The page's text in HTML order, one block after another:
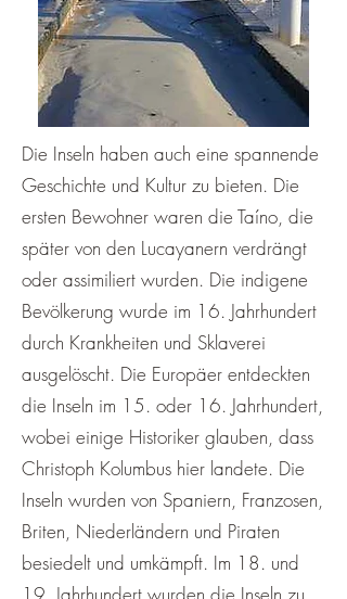
​Die Inseln haben auch eine spannende
Geschichte und Kultur zu bieten. Die
ersten Bewohner waren die Taíno, die
später von den Lucayanern verdrängt
oder assimiliert wurden. Die indigene
Bevölkerung wurde im 16. Jahrhundert
durch Krankheiten und Sklaverei
ausgelöscht. Die Europäer entdeckten
die Inseln im 15. oder 16. Jahrhundert,
wobei einige Historiker glauben, dass
Christoph Kolumbus hier landete. Die
Inseln wurden von Spaniern, Franzosen,
Briten, Niederländern und Piraten
besiedelt und umkämpft. Im 18. und